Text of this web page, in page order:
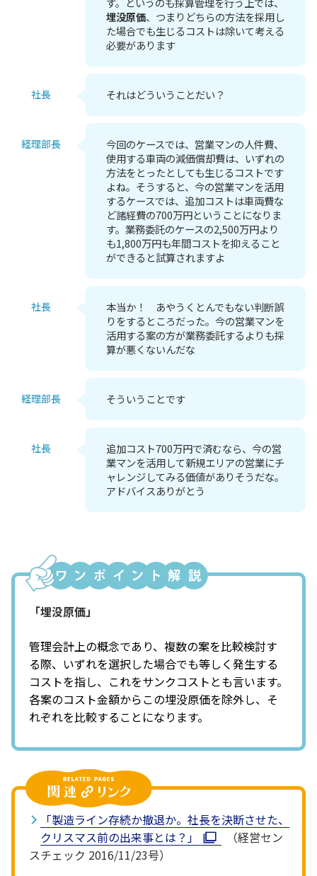
埋没原価、つまりどちらの方法を採用し
た場合でも生じるコストは除いて考える
必要があります
社長 それはどういうことだい？
経理部長
今回のケースでは、営業マンの人件費、
使用する車両の減価償却費は、いずれの
方法をとったとしても生じるコストです
よね。そうすると、今の営業マンを活用
するケースでは、追加コストは車両費な
ど諸経費の700万円ということになりま
す。業務委託のケースの2,500万円より
も1,800万円も年間コストを抑えること
ができると試算されますよ
社長
本当か！ あやうくとんでもない判断誤
りをするところだった。今の営業マンを
活用する案の方が業務委託するよりも採
算が悪くないんだな
経理部長 そういうことです
社長
追加コスト700万円で済むなら、今の営
業マンを活用して新規エリアの営業にチ
ャレンジしてみる価値がありそうだな。
アドバイスありがとう
「埋没原価」
管理会計上の概念であり、複数の案を比較検討す
る際、いずれを選択した場合でも等しく発生する
コストを指し、これをサンクコストとも言います。
各案のコスト金額からこの埋没原価を除外し、そ
れぞれを比較することになります。
「製造ライン存続か撤退か。社長を決断させた、
クリスマス前の出来事とは？」
（経営セン
スチェック 2016/11/23号）